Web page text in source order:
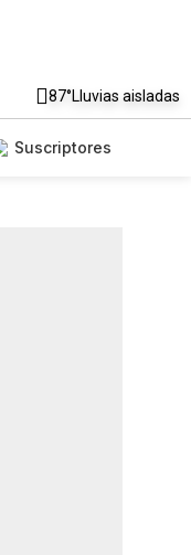
87°Lluvias aisladas
Suscriptores